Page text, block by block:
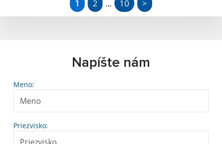
1 2 ... 10 >
Napíšte nám
Meno:
Priezvisko: